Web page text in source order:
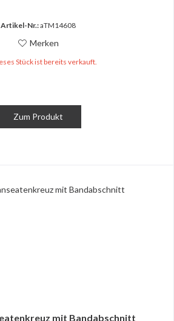
Artikel-Nr.:aTM14608
Merken
Stück ist bereits verkauft.
Zum Produkt
mit Bandabschnitt